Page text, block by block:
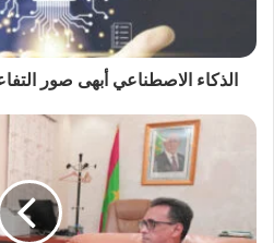
الذكاء الاصطناعي أبهى صور